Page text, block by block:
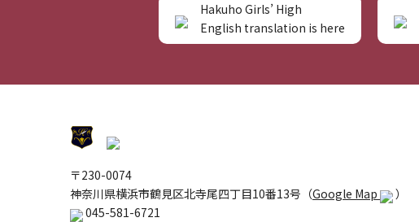
Hakuho Girls’ High
English translation is here
〒230-0074
神奈川県横浜市鶴見区北寺尾四丁目10番13号（Google Map
）
045-581-6721